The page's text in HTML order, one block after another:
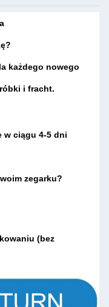
każdego nowego
i fracht.
w ciągu 4-5 dni
zegarku?
(bez